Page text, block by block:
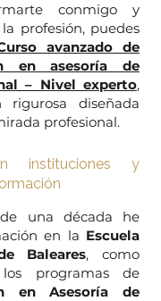
conmigo y
profesión, puedes
avanzado de
en asesoría de
– Nivel experto,
rigurosa diseñada
profesional.
instituciones y
una década he
en la Escuela
Baleares, como
programas de
en Asesoría de